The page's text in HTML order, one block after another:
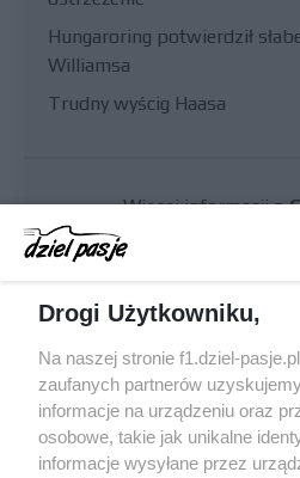
Hungaroring potwierdził
Williamsa
Trudny wyścig Haasa
Więcej informacji o
Drogi Użytkowniku,
Na naszej stronie f1.dziel-
zaufanych partnerów
informacje na urządzeniu oraz
osobowe, takie jak unikalne
informacje wysyłane przez